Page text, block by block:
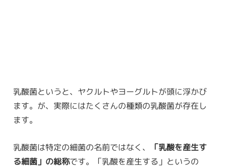
乳酸菌というと、ヤクルトやヨーグルトが頭に浮かび
ます。が、実際にはたくさんの種類の乳酸菌が存在し
ます。
乳酸菌は特定の細菌の名前ではなく、
「乳酸を産生す
る細菌」の総称です。「乳酸を産生する」というの